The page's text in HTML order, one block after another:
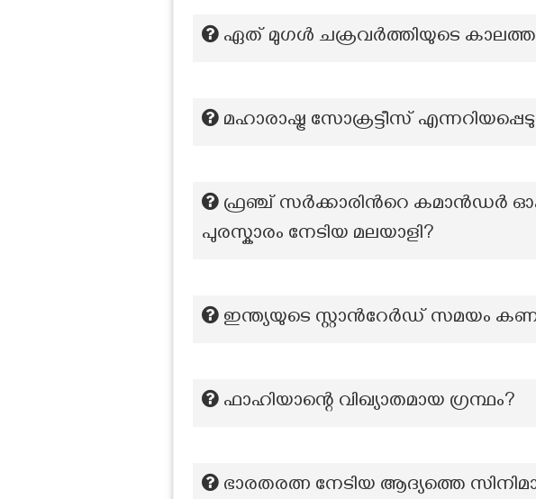
ഏത് മുഗൾ ചക്രവർത്തിയുടെ
മഹാരാഷ്ട്ര സോക്രട്ടീസ്
ഫ്രഞ്ച് സർക്കാരിന്‍റെ
പുരസ്കാരം നേടിയ മലയാളി?
ഇന്ത്യയുടെ സ്റ്റാന്‍റേര്‍ഡ് സമയം
ഫാഹിയാന്റെ വിഖ്യാതമായ ഗ്രന്ഥം?
ഭാരതരത്ന നേടിയ ആദ്യത്തെ